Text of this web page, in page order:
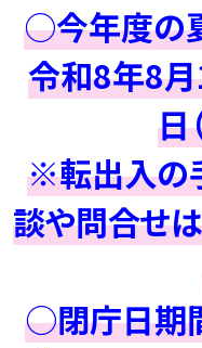
○今年度の
令和8年8月
日
※転出入の
談や問合せ
○閉庁日期